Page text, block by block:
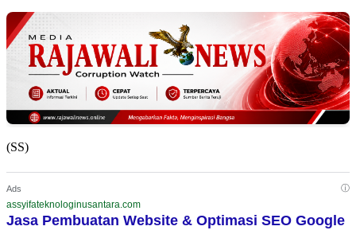
(SS)
Ads ⓘ
assyifateknologinusantara.com
Jasa Pembuatan Website & Optimasi SEO Google